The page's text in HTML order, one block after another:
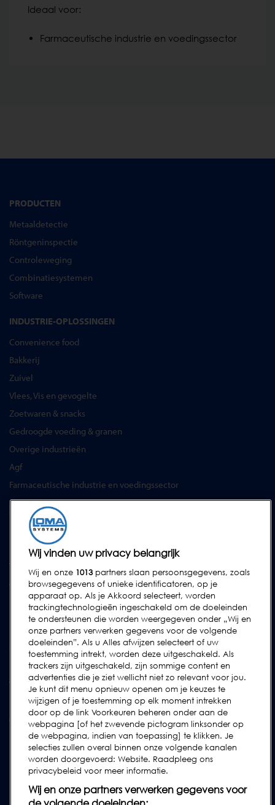
Ideaal voor:
Farmaceutische industrie en voedingssector
PRODUCTEN
Metaaldetectie
Röntgeninspectie
Controleweging
Combinatiesystemen
Software
INDUSTRIE-OPLOSSINGEN
Convenience food
Bakkerij
Zuivel
Vlees, Vis en gevogelte
Zoetwaren & snacks
Gedroogde voeding & granen
Overige industrieën
Agf
Farmaceutische industrie en voedingssector
SERVICES
Service Contracten
Reserve-onderdelen
Test Samples
Opleidingscentrum
Upgrades
SUPPORT
Neem contact met ons op
Verzoek Voor Ondersteuning Indienen
Gebruikershandleidingen
Industrierichtlijnen
Legacy Producten
Subscribe to our Newsletter
Wij vinden uw privacy belangrijk
Wij en onze 1013partners slaan persoonsgegevens, zoals
browsegegevens of unieke identificatoren, op je
apparaat op. Als je Akkoord selecteert, worden
trackingtechnologieën ingeschakeld om de doeleinden
te ondersteunen die worden weergegeven onder „Wij en
onze partners verwerken gegevens voor de volgende
doeleinden”. Als u Alles afwijzen selecteert of uw
toestemming intrekt, worden deze uitgeschakeld. Als
trackers zijn uitgeschakeld, zijn sommige content en
advertenties die je ziet wellicht niet zo relevant voor jou.
Je kunt dit menu opnieuw openen om je keuzes te
wijzigen of je toestemming op elk moment intrekken
door op de link Voorkeuren beheren onder aan de
webpagina [of het zwevende pictogram linksonder op
de webpagina, indien van toepassing] te klikken. Je
selecties zullen overal binnen onze volgende kanalen
worden doorgevoerd: Website. Raadpleeg ons
privacybeleid voor meer informatie.
Wij en onze partners verwerken gegevens voor